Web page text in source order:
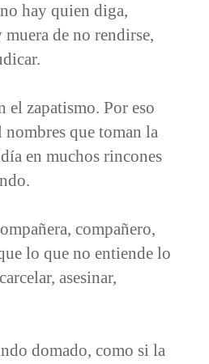
hay quien diga,
de no rendirse,
el zapatismo. Por eso
que toman la
en muchos rincones
compañero,
lo que no entiende lo
asesinar,
domado, como si la